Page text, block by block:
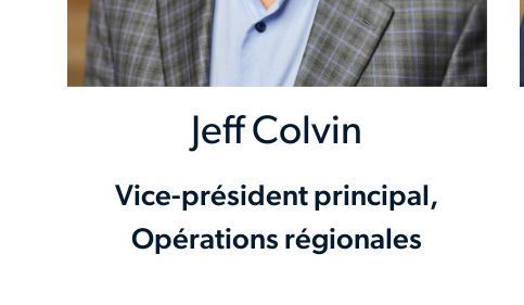
Jeff Colvin
Vice-président principal,
Opérations régionales